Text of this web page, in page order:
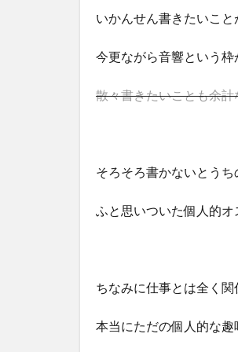
いかんせん書きたいこと
今更ながら音響という
散々書きたいことも余
そろそろ書かないとう
ふと思いついた個人的
ちなみに仕事とは全く
本当にただの個人的な